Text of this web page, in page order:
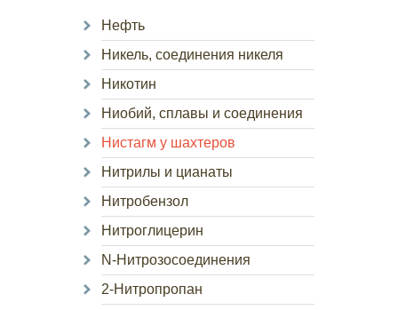
Нефть
Никель, соединения никеля
Никотин
Ниобий, сплавы и соединения
Нистагм у шахтеров
Нитрилы и цианаты
Нитробензол
Нитроглицерин
N-Нитрозосоединения
2-Нитропропан